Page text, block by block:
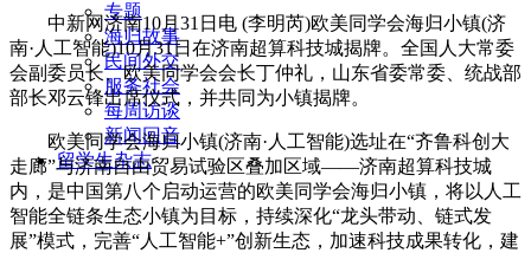
专题
海归故事
民间外交
服务社会
每周访谈
新闻回音
留学生杂志
中新网济南10月31日电 (李明芮)欧美同学会海归小镇(济
南·人工智能)10月31日在济南超算科技城揭牌。全国人大常委
会副委员长、欧美同学会会长丁仲礼，山东省委常委、统战部
部长邓云锋出席仪式，并共同为小镇揭牌。
欧美同学会海归小镇(济南·人工智能)选址在“齐鲁科创大
走廊”与济南自由贸易试验区叠加区域——济南超算科技城
内，是中国第八个启动运营的欧美同学会海归小镇，将以人工
智能全链条生态小镇为目标，持续深化“龙头带动、链式发
展”模式，完善“人工智能+”创新生态，加速科技成果转化，建